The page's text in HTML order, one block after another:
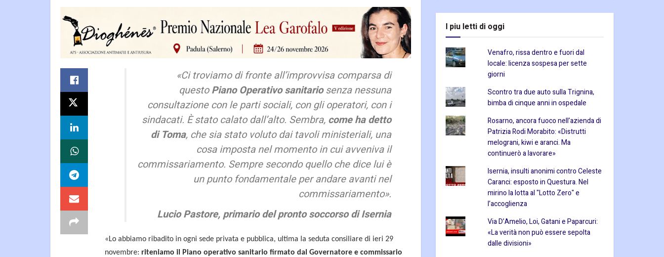
«Ci troviamo di fronte all’improvvisa comparsa di
questoPiano Operativo sanitariosenza nessuna
consultazione con le parti sociali, con gli operatori, con i
sindacati. È stato calato dall’alto. Sembra, come ha detto
di Toma, che sia stato voluto dai tavoli ministeriali, una
cosa imposta nel momento in cui avveniva il
commissariamento. Sempre secondo quello che dice lui è
un punto fondamentale per andare avanti nel
commissariamento».
Lucio Pastore, primario del pronto soccorso di Isernia
«Lo abbiamo ribadito in ogni sede privata e pubblica, ultima la seduta consiliare di ieri 29
novembre: riteniamo il Piano operativo sanitario firmato dal Governatore e commissario
I piu letti di oggi
Venafro, rissa dentro e fuori dal
locale: licenza sospesa per sette
giorni
Scontro tra due auto sulla Trignina,
bimba di cinque anni in ospedale
Rosarno, ancora fuoco nell’azienda di
Patrizia Rodi Morabito: «Distrutti
melograni, kiwi e aranci. Ma
continuerò a lavorare»
Isernia, insulti anonimi contro Celeste
Caranci: esposto in Questura. Nel
mirino la lotta al "Lotto Zero" e
l’accoglienza
Via D’Amelio, Loi, Gatani e Paparcuri:
«La verità non può essere sepolta
dalle divisioni»